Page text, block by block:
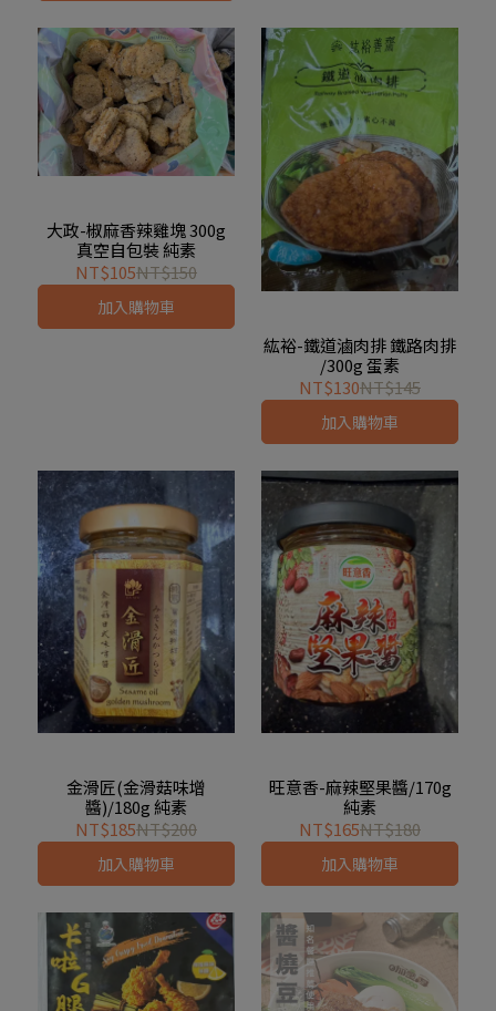
大政-椒麻香辣雞塊 300g
真空自包裝 純素
NT$105NT$150
加入購物車
紘裕-鐵道滷肉排 鐵路肉排
/300g 蛋素
NT$130NT$145
加入購物車
金滑匠(金滑菇味增
醬)/180g 純素
NT$185NT$200
加入購物車
旺意香-麻辣堅果醬/170g
純素
NT$165NT$180
加入購物車